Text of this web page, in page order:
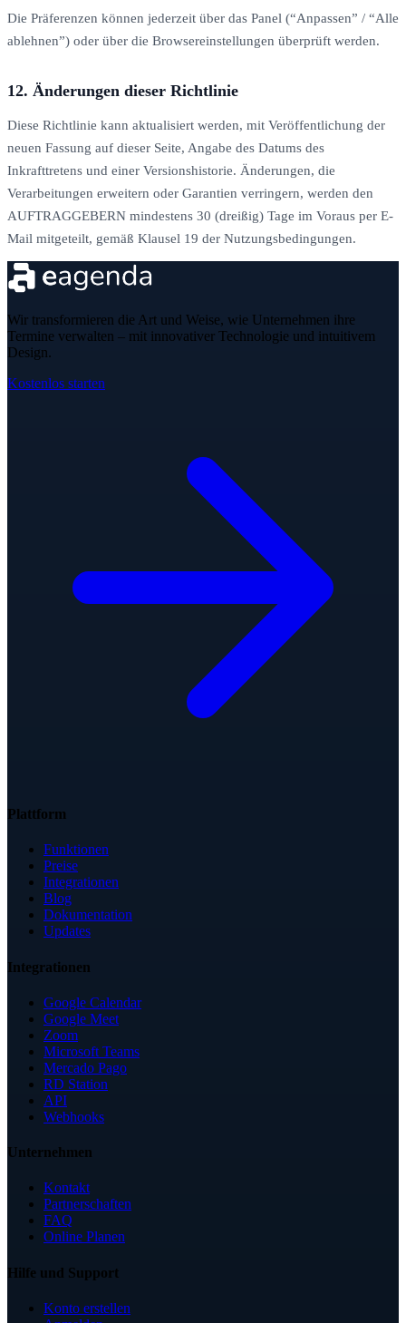
Die Präferenzen können jederzeit über das Panel (“Anpassen” / “Alle
ablehnen”) oder über die Browsereinstellungen überprüft werden.
12. Änderungen dieser Richtlinie
Diese Richtlinie kann aktualisiert werden, mit Veröffentlichung der
neuen Fassung auf dieser Seite, Angabe des Datums des
Inkrafttretens und einer Versionshistorie. Änderungen, die
Verarbeitungen erweitern oder Garantien verringern, werden den
AUFTRAGGEBERN mindestens 30 (dreißig) Tage im Voraus per E-
Mail mitgeteilt, gemäß Klausel 19 der Nutzungsbedingungen.
Wir transformieren die Art und Weise, wie Unternehmen ihre
Termine verwalten – mit innovativer Technologie und intuitivem
Design.
Kostenlos starten
Plattform
Funktionen
Preise
Integrationen
Blog
Dokumentation
Updates
Integrationen
Google Calendar
Google Meet
Zoom
Microsoft Teams
Mercado Pago
RD Station
API
Webhooks
Unternehmen
Kontakt
Partnerschaften
FAQ
Online Planen
Hilfe und Support
Konto erstellen